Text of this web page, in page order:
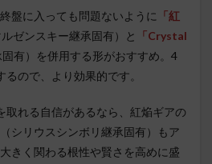
盤に入っても問題ないように 「紅
ルゼンスキー継承固有）と
「Crystal
固有）を併用する形がおすすめ。4
ので、より効果的です。
取れる自信があるなら、紅焔ギアの
（シリウスシンボリ継承固有）もア
きく関わる根性や賢さを高めに盛